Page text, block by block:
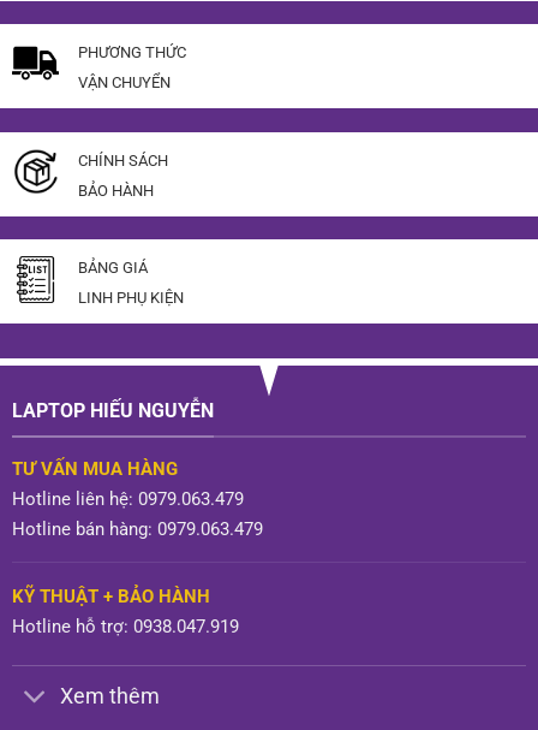
PHƯƠNG THỨC
VẬN CHUYỂN
CHÍNH SÁCH
BẢO HÀNH
BẢNG GIÁ
LINH PHỤ KIỆN
LAPTOP HIẾU NGUYỄN
TƯ VẤN MUA HÀNG
Hotline liên hệ: 0979.063.479
Hotline bán hàng: 0979.063.479
KỸ THUẬT + BẢO HÀNH
Hotline hỗ trợ: 0938.047.919
Xem thêm